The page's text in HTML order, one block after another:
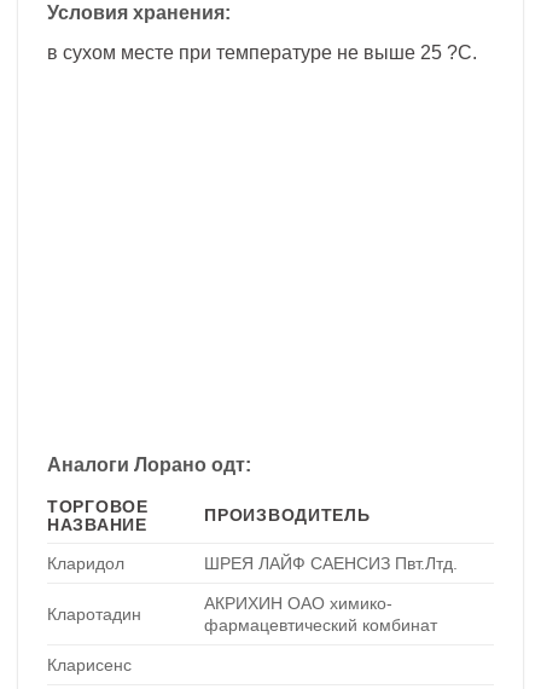
Условия хранения:
в сухом месте при температуре не выше 25 ?С.
Аналоги Лорано одт:
ТОРГОВОЕ
НАЗВАНИЕ
ПРОИЗВОДИТЕЛЬ
Кларидол ШРЕЯ ЛАЙФ САЕНСИЗ Пвт.Лтд.
Кларотадин
АКРИХИН ОАО химико-
фармацевтический комбинат
Кларисенс